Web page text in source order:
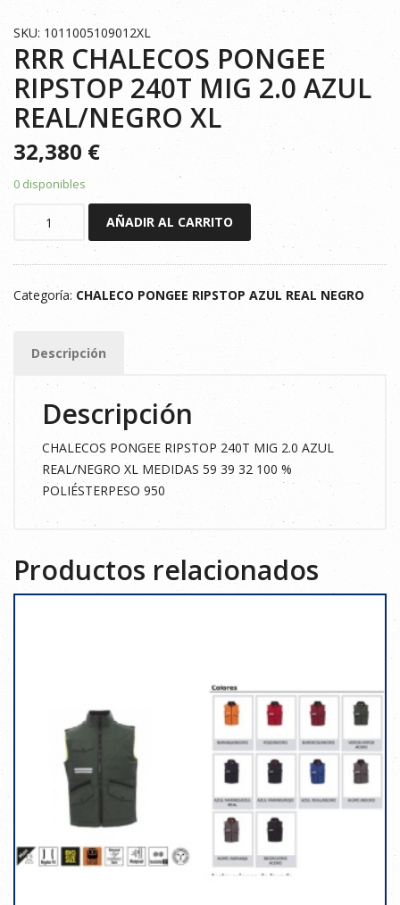
SKU: 1011005109012XL
RRR CHALECOS PONGEE
RIPSTOP 240T MIG 2.0 AZUL
REAL/NEGRO XL
32,380€
0 disponibles
240T
AZUL
REAL/NEGRO
cantidad
AÑADIR AL CARRITO
Categoría: CHALECO PONGEE RIPSTOP AZUL REAL NEGRO
Descripción
Descripción
CHALECOS PONGEE RIPSTOP 240T MIG 2.0 AZUL
REAL/NEGRO XL MEDIDAS 59 39 32 100 %
POLIÉSTERPESO 950
Productos relacionados